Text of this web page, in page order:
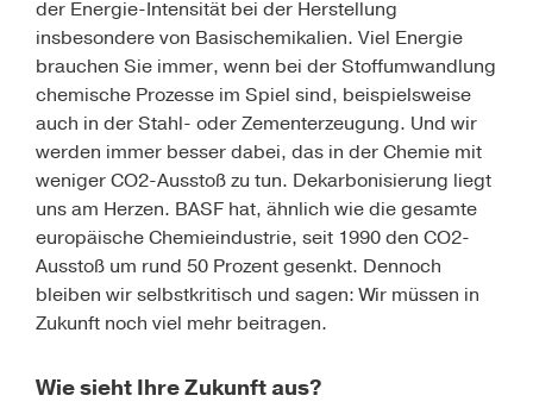
der Energie-Intensität bei der Herstellung
insbesondere von Basischemikalien. Viel Energie
brauchen Sie immer, wenn bei der Stoffumwandlung
chemische Prozesse im Spiel sind, beispielsweise
auch in der Stahl- oder Zementerzeugung. Und wir
werden immer besser dabei, das in der Chemie mit
weniger CO2-Ausstoß zu tun. Dekarbonisierung liegt
uns am Herzen. BASF hat, ähnlich wie die gesamte
europäische Chemieindustrie, seit 1990 den CO2-
Ausstoß um rund 50 Prozent gesenkt. Dennoch
bleiben wir selbstkritisch und sagen: Wir müssen in
Zukunft noch viel mehr beitragen.
Wie sieht Ihre Zukunft aus?